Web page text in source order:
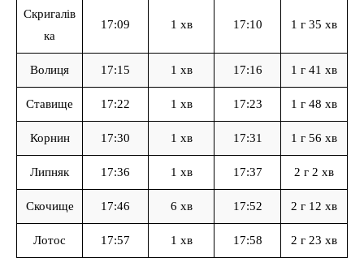
Скригалів
ка
17:09 1 хв 17:10 1 г 35 хв
Волиця 17:15 1 хв 17:16 1 г 41 хв
Ставище 17:22 1 хв 17:23 1 г 48 хв
Корнин 17:30 1 хв 17:31 1 г 56 хв
Липняк 17:36 1 хв 17:37 2 г 2 хв
Скочище 17:46 6 хв 17:52 2 г 12 хв
Лотос 17:57 1 хв 17:58 2 г 23 хв